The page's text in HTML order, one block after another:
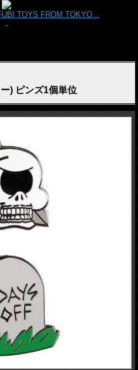
TOYS FROM TOKYO...
) ピンズ1個単位